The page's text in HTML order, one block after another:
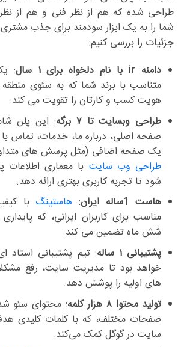
طراحی شده که هم از نظر فنی و هم از
شما را به یک ابزار سودمند برای جذب مشتری
جزئیات را بررسی کنیم:
دامنه ir با نام دلخواه برای ۱ سال
:
متناسب با برند شما که به سئوی
هویت کسب و کارتان را تقویت می کند.
طراحی وبسایت تا ۷ برگه
: این پلن
صفحه اصلی، درباره ما، خدمات، تماس با
یک صفحه اضافی (مثل پرسش های
طراحی وب سایت با معماری اطلاعات
شود تا تجربه کاربری بهتری ارائه دهد.
هاست 1ساله ایران
: هاستینگ با
مناسب برای کاربران ایرانی، که
شش ماه تضمین می کند.
پشتیبانی ۱ ساله
: تیم پشتیبانی استاد
خواهد بود تا مدیریت سایت، رفع
های اولیه را پوشش دهد.
تولید محتوا ۸ هزار کلمه
: محتوای سئو
صفحات مختلف، که با کلمات کلیدی
سایت در گوگل کمک می‌کند.